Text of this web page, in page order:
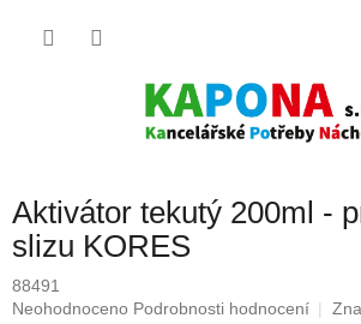
Aktivátor tekutý 200ml -
slizu KORES
88491
Průměrné
Neohodnoceno Podrobnosti hodnocení